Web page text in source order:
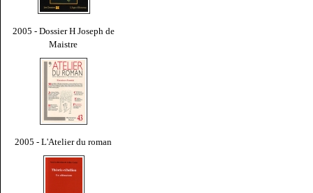
2005 - Dossier H Joseph de
Maistre
2005 - L'Atelier du roman